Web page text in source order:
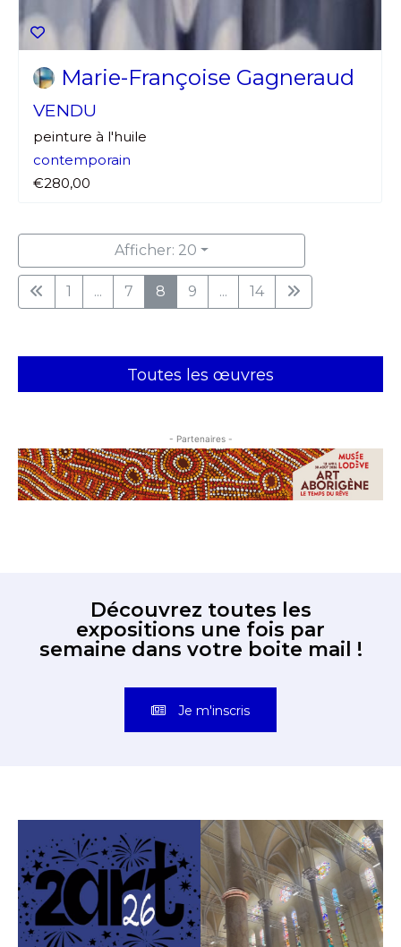
Marie-Françoise Gagneraud
VENDU
peinture à l'huile
contemporain
€280,00
Afficher: 20
1 ... 7 8 9 ... 14
Toutes les œuvres
- Partenaires -
Découvrez toutes les
expositions une fois par
semaine dans votre boite mail !
Je m'inscris